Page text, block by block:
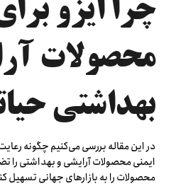
چرا ایزو
محصولات
بهداشتی
در این مقاله بررسی می‌کنیم چگونه
ایمنی محصولات آرایشی و بهداشتی را
محصولات را به بازارهای جهانی تسهیل